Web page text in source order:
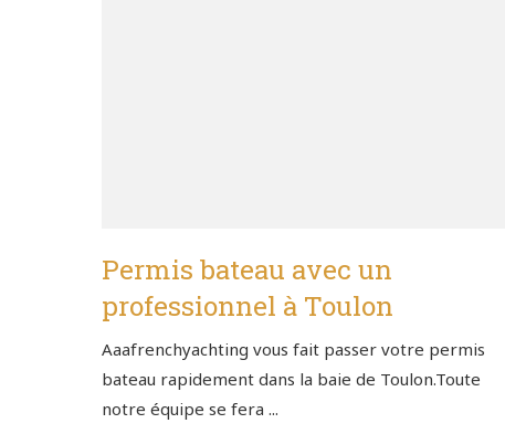
Permis bateau avec un
professionnel à Toulon
Aaafrenchyachting vous fait passer votre permis
bateau rapidement dans la baie de Toulon.Toute
notre équipe se fera ...